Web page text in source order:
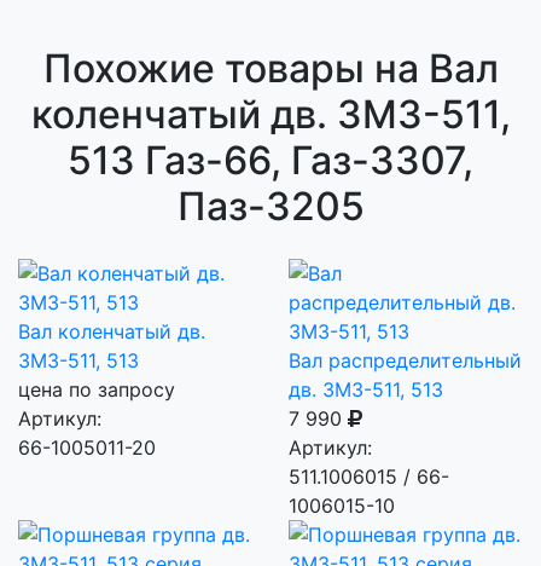
Похожие товары на Вал
коленчатый дв. ЗМЗ-511,
513 Газ-66, Газ-3307,
Паз-3205
Вал коленчатый дв.
ЗМЗ-511, 513
цена по запросу
Артикул:
66-1005011-20
Вал распределительный
дв. ЗМЗ-511, 513
7 990
Артикул:
511.1006015 / 66-
1006015-10